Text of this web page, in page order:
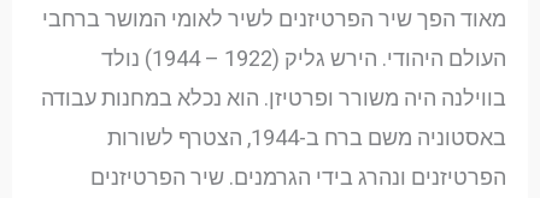
מאוד הפך שיר הפרטיזנים לשיר לאומי המושר ברחבי
העולם היהודי. הירש גליק (1922 – 1944) נולד
בווילנה היה משורר ופרטיזן. הוא נכלא במחנות עבודה
באסטוניה משם ברח ב-1944, הצטרף לשורות
הפרטיזנים ונהרג בידי הגרמנים. שיר הפרטיזנים